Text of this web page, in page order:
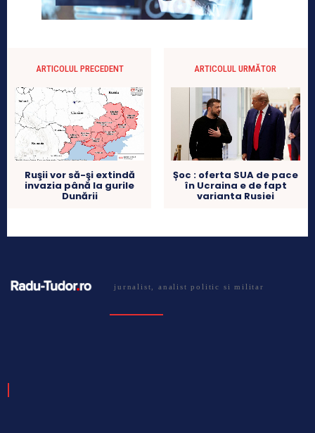
ARTICOLUL PRECEDENT
Ruşii vor să-şi extindă
invazia până la gurile
Dunării
ARTICOLUL URMĂTOR
Șoc : oferta SUA de pace
în Ucraina e de fapt
varianta Rusiei
jurnalist, analist politic si militar